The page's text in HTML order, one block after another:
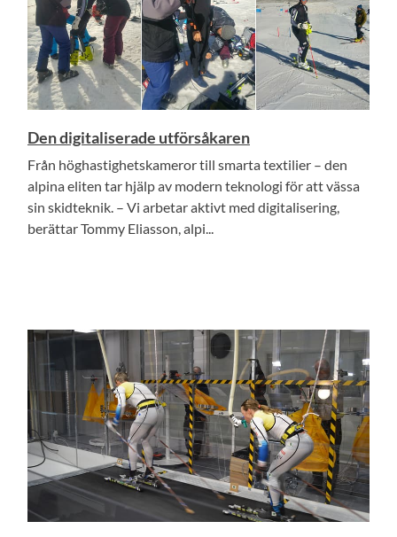
Den digitaliserade utförsåkaren
Från höghastighetskameror till smarta textilier – den
alpina eliten tar hjälp av modern teknologi för att vässa
sin skidteknik. – Vi arbetar aktivt med digitalisering,
berättar Tommy Eliasson, alpi...